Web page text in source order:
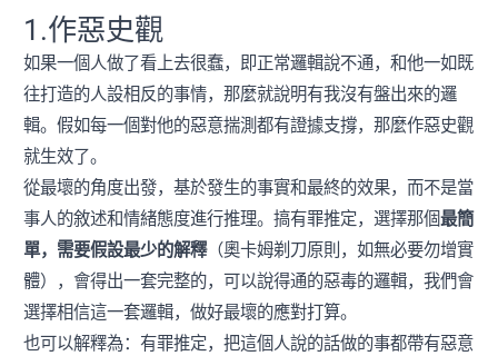
1.作惡史觀
如果一個人做了看上去很蠢，即正常邏輯說不通，和他一如既
往打造的人設相反的事情，那麼就說明有我沒有盤出來的邏
輯。假如每一個對他的惡意揣測都有證據支撐，那麼作惡史觀
就生效了。
從最壞的角度出發，基於發生的事實和最終的效果，而不是當
事人的敘述和情緒態度進行推理。搞有罪推定，選擇那個最簡
單，需要假設最少的解釋（奧卡姆剃刀原則，如無必要勿增實
體），會得出一套完整的，可以說得通的惡毒的邏輯，我們會
選擇相信這一套邏輯，做好最壞的應對打算。
也可以解釋為：有罪推定，把這個人說的話做的事都帶有惡意